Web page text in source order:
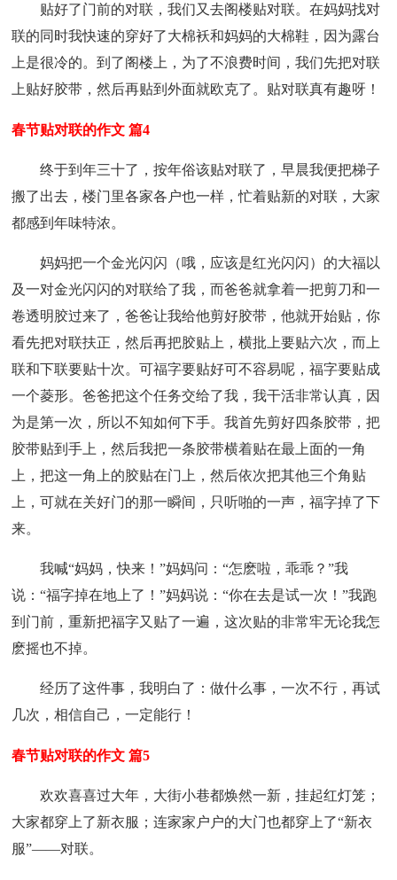
贴好了门前的对联，我们又去阁楼贴对联。在妈妈找对
联的同时我快速的穿好了大棉袄和妈妈的大棉鞋，因为露台
上是很冷的。到了阁楼上，为了不浪费时间，我们先把对联
上贴好胶带，然后再贴到外面就欧克了。贴对联真有趣呀！
春节贴对联的作文 篇4
终于到年三十了，按年俗该贴对联了，早晨我便把梯子
搬了出去，楼门里各家各户也一样，忙着贴新的对联，大家
都感到年味特浓。
妈妈把一个金光闪闪（哦，应该是红光闪闪）的大福以
及一对金光闪闪的对联给了我，而爸爸就拿着一把剪刀和一
卷透明胶过来了，爸爸让我给他剪好胶带，他就开始贴，你
看先把对联扶正，然后再把胶贴上，横批上要贴六次，而上
联和下联要贴十次。可福字要贴好可不容易呢，福字要贴成
一个菱形。爸爸把这个任务交给了我，我干活非常认真，因
为是第一次，所以不知如何下手。我首先剪好四条胶带，把
胶带贴到手上，然后我把一条胶带横着贴在最上面的一角
上，把这一角上的胶贴在门上，然后依次把其他三个角贴
上，可就在关好门的那一瞬间，只听啪的一声，福字掉了下
来。
我喊“妈妈，快来！”妈妈问：“怎麽啦，乖乖？”我
说：“福字掉在地上了！”妈妈说：“你在去是试一次！”我跑
到门前，重新把福字又贴了一遍，这次贴的非常牢无论我怎
麽摇也不掉。
经历了这件事，我明白了：做什么事，一次不行，再试
几次，相信自己，一定能行！
春节贴对联的作文 篇5
欢欢喜喜过大年，大街小巷都焕然一新，挂起红灯笼；
大家都穿上了新衣服；连家家户户的大门也都穿上了“新衣
服”——对联。